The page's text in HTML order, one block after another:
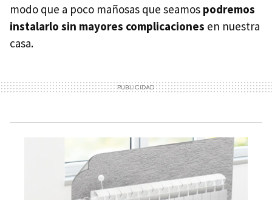
modo que a poco mañosas que seamos podremos
instalarlo sin mayores complicaciones en nuestra
casa.